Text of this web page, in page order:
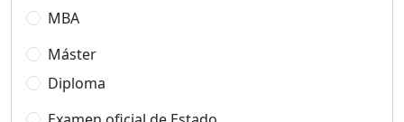
MBA
Máster
Diploma